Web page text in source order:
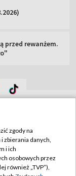
przed rewanżem.
zgody na
zbierania danych,
i ich
osobowych przez
również „TVP”),